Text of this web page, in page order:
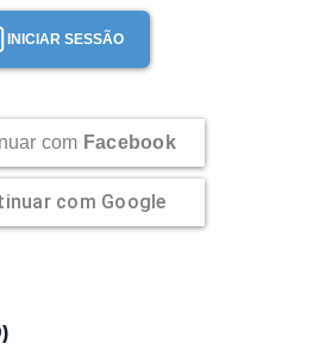
INICIAR SESSÃO
com Facebook
com Google